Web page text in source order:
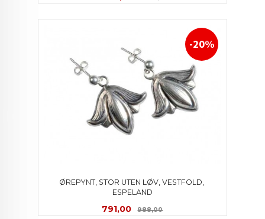
ØREPYNT, STOR UTEN LØV, VESTFOLD,
ESPELAND
Tilbud
791,00 988,00Rabatt
-20%